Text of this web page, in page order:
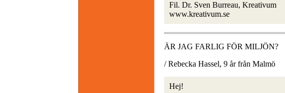
Fil. Dr. Sven Burreau, Kreativum
www.kreativum.se
ÄR JAG FARLIG FÖR MILJÖN?
/ Rebecka Hassel, 9 år från Malmö
Hej!